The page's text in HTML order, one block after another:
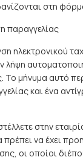
στη
παραγγελίας
ηλεκτρονικού
λήψη
Το μήνυμα αυτό
και ένα
στην
να έχει
οι οποίοι